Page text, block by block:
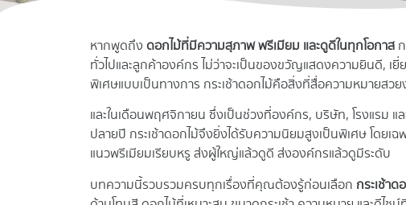
หากพูดถึง ดอกไม้ที่มีความสุภาพ พรีเมียม และดูดีในทุกโอกาส
ทั่วไปและลูกค้าองค์กร ไม่ว่าจะเป็นของขวัญแสดงความยินดี, เ
พิเศษแบบเป็นทางการ กระเช้าดอกไม้คือสิ่งที่สื่อความหมายสว
และในเดือนพฤศจิกายน ซึ่งเป็นช่วงที่องค์กร, บริษัท, โรงแรม
ปลายปี กระเช้าดอกไม้จึงยิ่งได้รับความนิยมสูงเป็นพิเศษ โดย
แนวพรีเมียมเรียบหรู ส่งผู้ใหญ่แล้วดูดี ส่งองค์กรแล้วดูมีระดับ
บทความนี้รวบรวมครบทุกเรื่องที่คุณต้องรู้ก่อนเลือก กระเช้า